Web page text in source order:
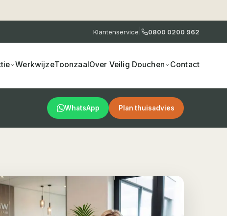
Klantenservice 0800 0200 962
WerkwijzeToonzaalOver Veilig Douchen Contact
WhatsApp Plan thuisadvies